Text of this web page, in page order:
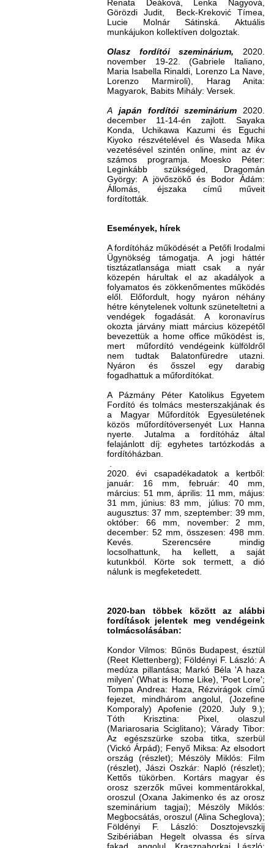
Renata Deáková, Lenka Nagyová,
Görözdi Judit, Beck-Kreković Tímea,
Lucie Molnár Sátinská. Aktuális
munkájukon kollektíven dolgoztak.
Olasz fordítói szeminárium,
2020.
november 19-22. (Gabriele Italiano,
Maria Isabella Rinaldi, Lorenzo La Nave,
Lorenzo Marmiroli), Harag Anita:
Magyarok, Babits Mihály: Versek.
A japán fordítói szeminárium
2020.
december 11-14-én zajlott. Sayaka
Konda, Uchikawa Kazumi és Eguchi
Kiyoko részvételével és Waseda Mika
vezetésével szintén online, mint az év
számos programja. Moesko Péter:
Leginkább szükséged, Dragomán
György: A jövőszökő és Bodor Ádám:
Állomás, éjszaka című műveit
fordították.
Események, hírek
A fordítóház működését a Petőfi Irodalmi
Ügynökség támogatja. A jogi háttér
tisztázatlansága miatt csak a nyár
közepén hárultak el az akadályok a
folyamatos és zökkenőmentes működés
elől. Előfordult, hogy nyáron néhány
hétre kénytelenek voltunk szüneteltetni a
vendégek fogadását. A koronavírus
okozta járvány miatt március közepétől
bevezettük a home office működést is,
mert műfordító vendégeink külföldről
nem tudtak Balatonfüredre utazni.
Nyáron és ősszel egy darabig
fogadhattuk a műfordítókat.
A Pázmány Péter Katolikus Egyetem
Fordító és tolmács mesterszakjának és
a Magyar Műfordítók Egyesületének
közös műfordítóversenyét Lux Hanna
nyerte. Jutalma a fordítóház által
felajánlott díj: egyhetes tartózkodás a
fordítóházban.
2020. évi csapadékadatok a kertből:
január: 16 mm, február: 40 mm,
március: 51 mm, április: 11 mm, május:
31 mm, június: 83 mm, július: 70 mm,
augusztus: 37 mm, szeptember: 39 mm,
október: 66 mm, november: 2 mm,
december: 52 mm, összesen: 498 mm.
Kevés. Szerencsére mindig
locsolhattunk, ha kellett, a saját
kutunkból. Körte sok termett, a dió
nálunk is megfeketedett.
2020-ban többek között az alábbi
fordítások jelentek meg vendégeink
tolmácsolásában:
Kondor Vilmos: Bűnös Budapest, észtül
(Reet Klettenberg); Földényi F. László: A
medúza pillantása; Markó Béla 'A haza
milyen' (What is Home Like), 'Poet Lore';
Tompa Andrea: Haza, Rézvirágok című
fejezet, mindhárom angolul, (Jozefine
Komporaly) Apofenie (2020. July 9.);
Tóth Krisztina: Pixel, olaszul
(Mariarosaria Sciglitano); Várady Tibor:
Az egészszürke szoba titka, szerbül
(Vickó Árpád); Fenyő Miksa: Az elsodort
ország (részlet); Mészöly Miklós: Film
(részlet), Jászi Oszkár: Napló (részlet);
Kettős tükörben. Kortárs magyar és
orosz szerzők művei kommentárokkal,
oroszul (Oxana Jakimenko és az orosz
szeminárium tagjai); Mészöly Miklós:
Megbocsátás, oroszul (Alina Scheglova);
Földényi F. László: Dosztojevszkij
Szibériában Hegelt olvassa és sírva